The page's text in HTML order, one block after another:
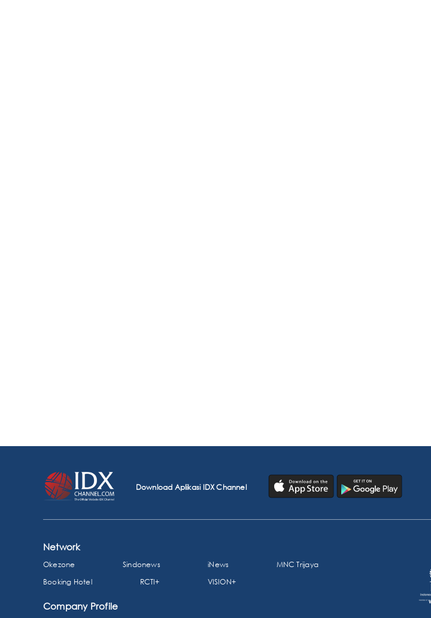
Download Aplikasi IDX Channel
Network
Okezone Sindonews iNews
MNC Trijaya
Booking Hotel
RCTI+ VISION+
Company Profile